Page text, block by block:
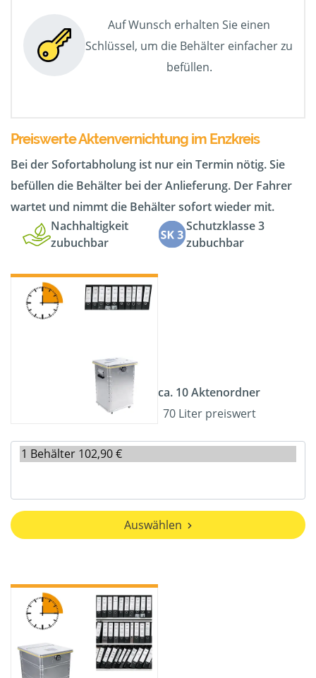
Auf Wunsch erhalten Sie einen
Schlüssel, um die Behälter einfacher zu
befüllen.
Preiswerte Aktenvernichtung im Enzkreis
Bei der Sofortabholung ist nur ein Termin nötig. Sie
befüllen die Behälter bei der Anlieferung. Der Fahrer
wartet und nimmt die Behälter sofort wieder mit.
Nachhaltigkeit
zubuchbar
Schutzklasse 3
zubuchbar
ca. 10 Aktenordner
70 Liter preiswert
Auswählen